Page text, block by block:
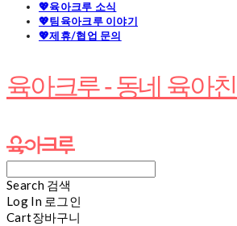
💖육아크루 소식
💖팀육아크루 이야기
💖제휴/협업 문의
육아크루 - 동네 육아친
Search 검색
Log In 로그인
Cart장바구니